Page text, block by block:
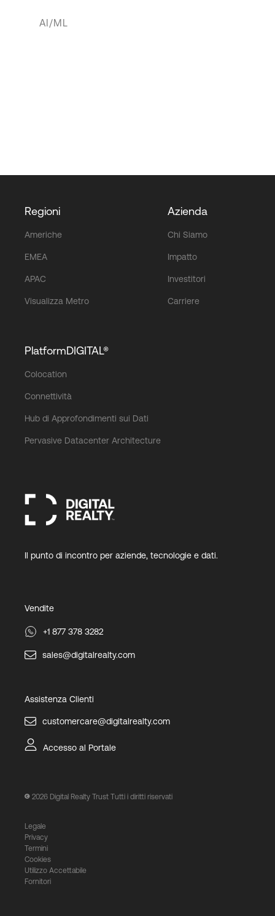
AI/ML
Regioni
Americhe
EMEA
APAC
Visualizza Metro
Azienda
Chi Siamo
Impatto
Investitori
Carriere
PlatformDIGITAL®
Colocation
Connettività
Hub di Approfondimenti sui Dati
Pervasive Datacenter Architecture
Il punto di incontro per aziende, tecnologie e dati.
Vendite
+1 877 378 3282
sales@digitalrealty.com
Assistenza Clienti
customercare@digitalrealty.com
Accesso al Portale
2026 Digital Realty Trust Tutti i diritti riservati
Legale
Privacy
Termini
Cookies
Utilizzo Accettabile
Fornitori